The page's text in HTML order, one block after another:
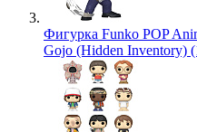
Фигурка Funko POP
Gojo (Hidden Inventory)